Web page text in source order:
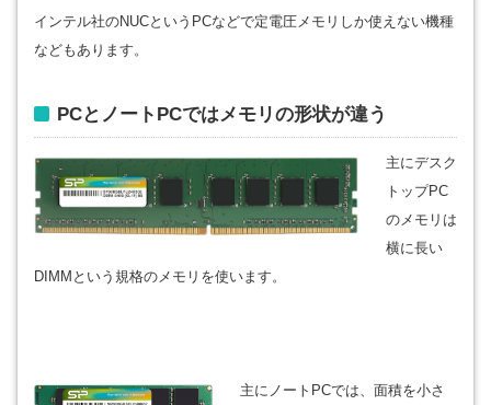
インテル社のNUCというPCなどで定電圧メモリしか使えない機種
などもあります。
PCとノートPCではメモリの形状が違う
主にデスク
トップPC
のメモリは
横に長い
DIMMという規格のメモリを使います。
主にノートPCでは、面積を小さ